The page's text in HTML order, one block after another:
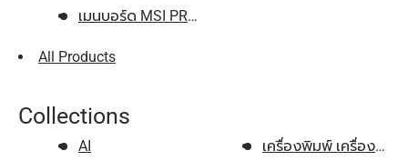
เมนบอร์ด MSI PRO H610M-E DDR5 ...
All Products
Collections
AI
เครื่องพิมพ์ เครื่องสแก